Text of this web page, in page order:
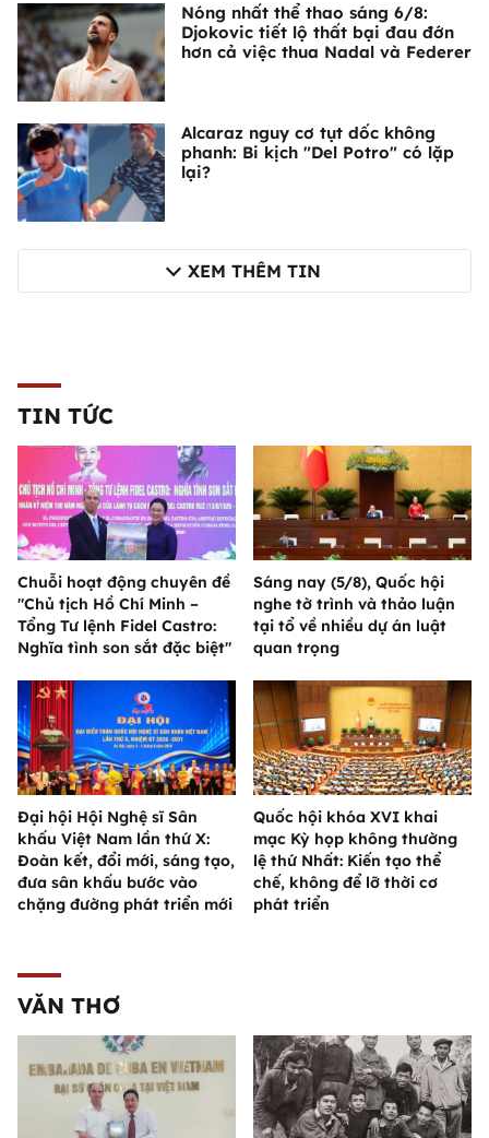
Nóng nhất thể thao sáng 6/8:
Djokovic tiết lộ thất bại đau đớn
hơn cả việc thua Nadal và Federer
Alcaraz nguy cơ tụt dốc không
phanh: Bi kịch "Del Potro" có lặp
lại?
XEM THÊM TIN
TIN TỨC
Chuỗi hoạt động chuyên đề
"Chủ tịch Hồ Chí Minh –
Tổng Tư lệnh Fidel Castro:
Nghĩa tình son sắt đặc biệt"
Sáng nay (5/8), Quốc hội
nghe tờ trình và thảo luận
tại tổ về nhiều dự án luật
quan trọng
Đại hội Hội Nghệ sĩ Sân
khấu Việt Nam lần thứ X:
Đoàn kết, đổi mới, sáng tạo,
đưa sân khấu bước vào
chặng đường phát triển mới
Quốc hội khóa XVI khai
mạc Kỳ họp không thường
lệ thứ Nhất: Kiến tạo thể
chế, không để lỡ thời cơ
phát triển
VĂN THƠ